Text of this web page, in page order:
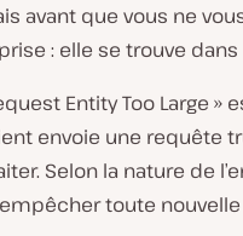
avant que vous ne
: elle se trouve dans
Entity Too Large
envoie une requête
Selon la nature de
toute